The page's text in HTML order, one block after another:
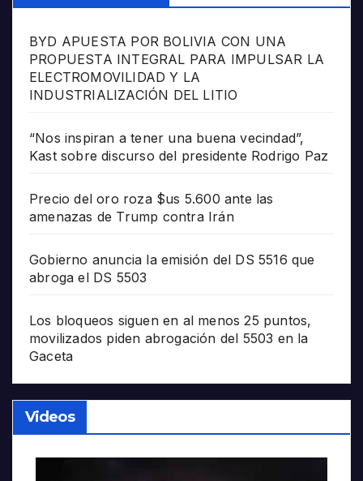
BYD APUESTA POR BOLIVIA CON UNA
PROPUESTA INTEGRAL PARA IMPULSAR LA
ELECTROMOVILIDAD Y LA
INDUSTRIALIZACIÓN DEL LITIO
“Nos inspiran a tener una buena vecindad”,
Kast sobre discurso del presidente Rodrigo Paz
Precio del oro roza $us 5.600 ante las
amenazas de Trump contra Irán
Gobierno anuncia la emisión del DS 5516 que
abroga el DS 5503
Los bloqueos siguen en al menos 25 puntos,
movilizados piden abrogación del 5503 en la
Gaceta
Videos